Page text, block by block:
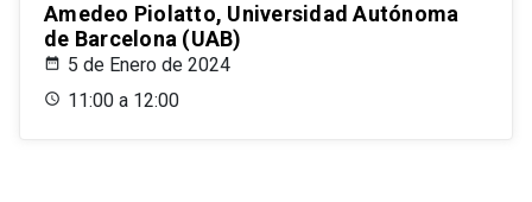
Amedeo Piolatto, Universidad Autónoma
de Barcelona (UAB)
5 de Enero de 2024
11:00 a 12:00